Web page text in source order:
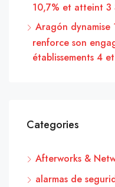
10,7% et atteint 3
Aragón
renforce son
établissements 4
Categories
Afterworks &
alarmas de